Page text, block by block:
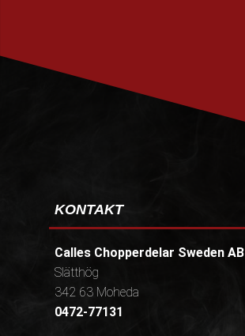
KONTAKT
Calles Chopperdelar Sweden AB
Slätthög
342 63 Moheda
0472-77131